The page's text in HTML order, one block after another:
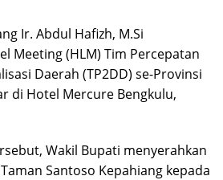
Ir. Abdul Hafizh, M.Si
Meeting (HLM) Tim Percepatan
Daerah (TP2DD) se-Provinsi
di Hotel Mercure Bengkulu,
Wakil Bupati menyerahkan
Santoso Kepahiang kepada